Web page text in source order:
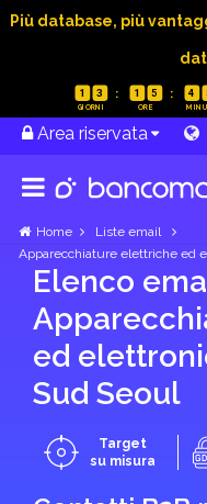
Più database, più
1 3 1 5 4
Area riservata
Home
Liste email
Apparecchiature elettriche ed
Elenco
ed
Sud Seoul
Target
su misura